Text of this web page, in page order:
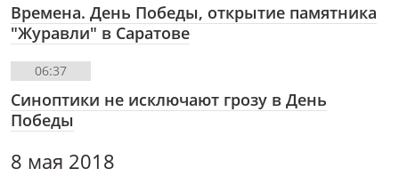
Времена. День Победы, открытие памятника
"Журавли" в Саратове
06:37
Синоптики не исключают грозу в День
Победы
8 мая 2018